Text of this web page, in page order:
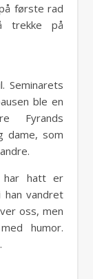
første rad
trekke på
Seminarets
ble en
Fyrands
dame, som
har hatt er
vandret
oss, men
humor.